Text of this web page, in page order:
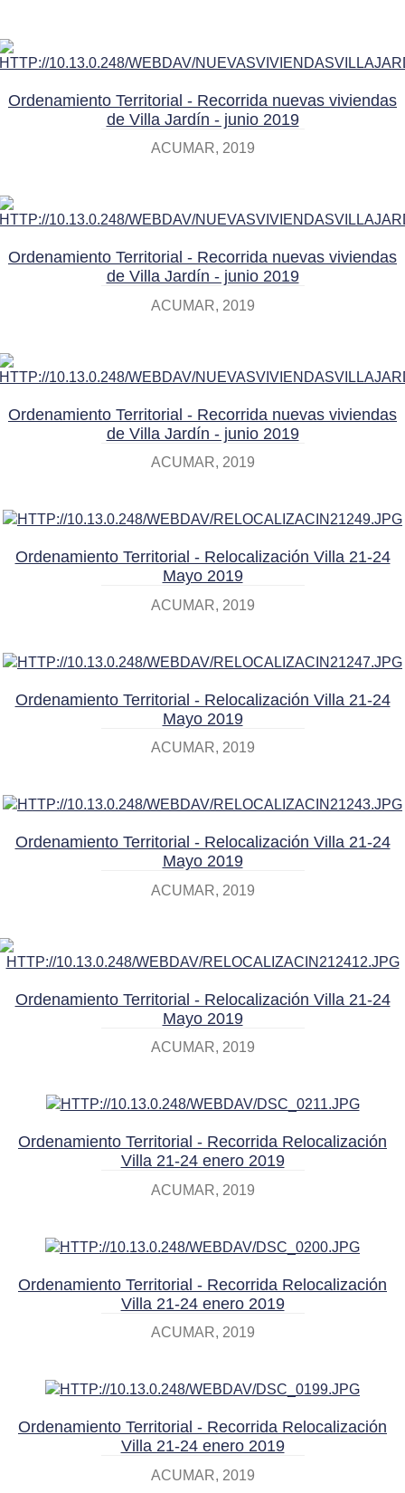
Ordenamiento Territorial - Recorrida nuevas viviendas
de Villa Jardín - junio 2019
ACUMAR 2019
Ordenamiento Territorial - Recorrida nuevas viviendas
de Villa Jardín - junio 2019
ACUMAR 2019
Ordenamiento Territorial - Recorrida nuevas viviendas
de Villa Jardín - junio 2019
ACUMAR 2019
Ordenamiento Territorial - Relocalización Villa 21-24
Mayo 2019
ACUMAR 2019
Ordenamiento Territorial - Relocalización Villa 21-24
Mayo 2019
ACUMAR 2019
Ordenamiento Territorial - Relocalización Villa 21-24
Mayo 2019
ACUMAR 2019
Ordenamiento Territorial - Relocalización Villa 21-24
Mayo 2019
ACUMAR 2019
Ordenamiento Territorial - Recorrida Relocalización
Villa 21-24 enero 2019
ACUMAR 2019
Ordenamiento Territorial - Recorrida Relocalización
Villa 21-24 enero 2019
ACUMAR 2019
Ordenamiento Territorial - Recorrida Relocalización
Villa 21-24 enero 2019
ACUMAR 2019